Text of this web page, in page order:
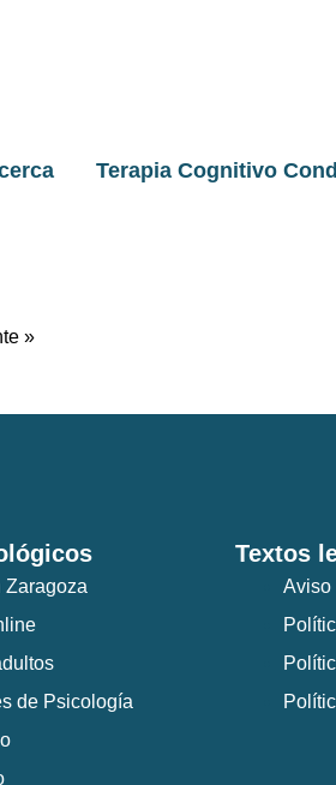
Terapia Cognitivo
»
Zaragoza
de Psicología
Textos
Aviso